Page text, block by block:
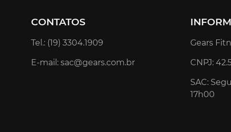
CONTATOS
Tel.: (19) 3304.1909
E-mail: sac@gears.com.br
Gears
CNPJ:
SAC:
17h00